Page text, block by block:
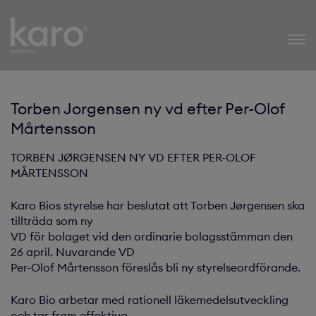
Karo Healthcare
Torben Jorgensen ny vd efter Per-Olof
Mårtensson
TORBEN JØRGENSEN NY VD EFTER PER-OLOF
MÅRTENSSON
Karo Bios styrelse har beslutat att Torben Jørgensen ska
tillträda som ny
VD för bolaget vid den ordinarie bolagsstämman den
26 april. Nuvarande VD
Per-Olof Mårtensson föreslås bli ny styrelseordförande.
Karo Bio arbetar med rationell läkemedelsutveckling